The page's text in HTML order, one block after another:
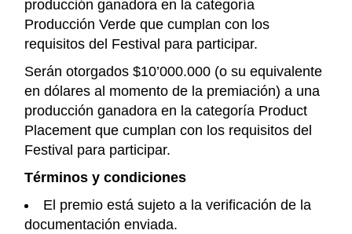
producción ganadora en la categoría
Producción Verde que cumplan con los
requisitos del Festival para participar.
Serán otorgados $10’000.000 (o su equivalente
en dólares al momento de la premiación) a una
producción ganadora en la categoría Product
Placement que cumplan con los requisitos del
Festival para participar.
Términos y condiciones
El premio está sujeto a la verificación de la
documentación enviada.